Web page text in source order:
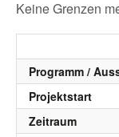
Keine Grenzen
Programm /
Projektstart
Zeitraum